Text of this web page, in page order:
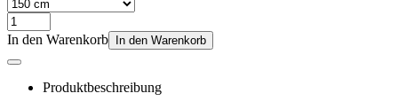
In den Warenkorb In den Warenkorb
Produktbeschreibung